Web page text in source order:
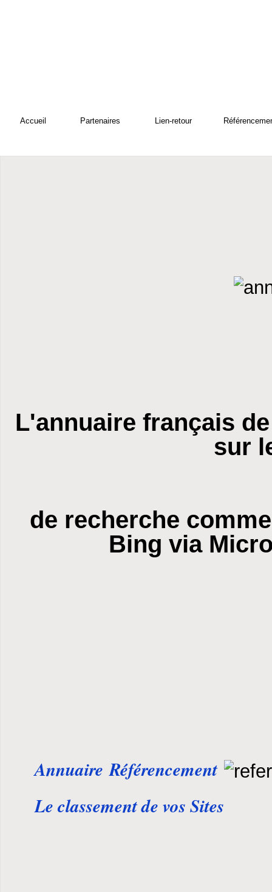
Accueil Partenaires Lien-retour
L'annuaire français
sur
de recherche
Bing via
Annuaire Référencement
Le classement de vos Sites